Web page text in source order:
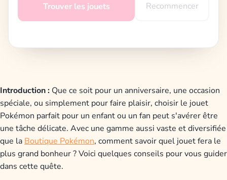
Trouver les jouets Recommencer
Introduction : Que ce soit pour un anniversaire, une occasion
spéciale, ou simplement pour faire plaisir, choisir le jouet
Pokémon parfait pour un enfant ou un fan peut s'avérer être
une tâche délicate. Avec une gamme aussi vaste et diversifiée
que la Boutique Pokémon, comment savoir quel jouet fera le
plus grand bonheur ? Voici quelques conseils pour vous guider
dans cette quête.